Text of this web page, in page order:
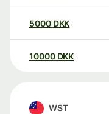
5000 DKK
10000 DKK
WST